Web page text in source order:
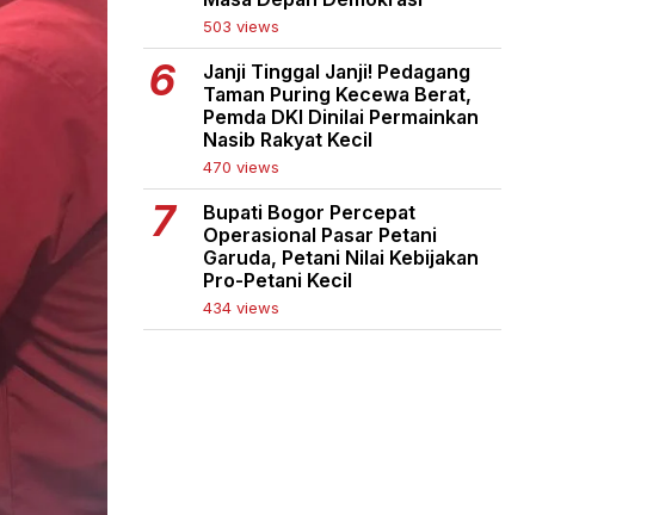
503 views
Janji Tinggal Janji! Pedagang
Taman Puring Kecewa Berat,
Pemda DKI Dinilai Permainkan
Nasib Rakyat Kecil
470 views
Bupati Bogor Percepat
Operasional Pasar Petani
Garuda, Petani Nilai Kebijakan
Pro-Petani Kecil
434 views